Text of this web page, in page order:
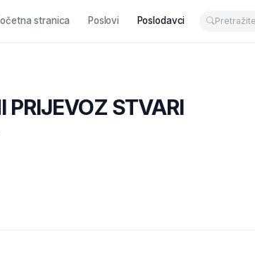
stranica Poslovi Poslodavci
PRIJEVOZ STVARI